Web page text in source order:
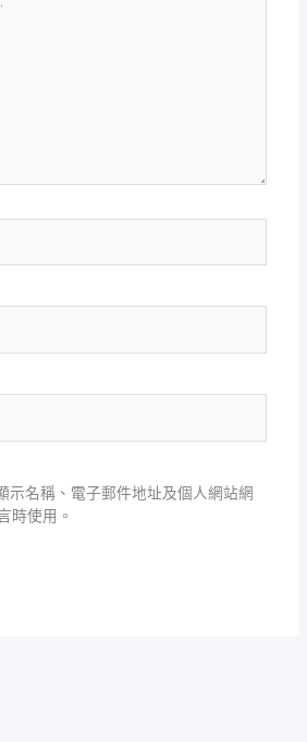
示名稱、電子郵件地址及個人網站網
時使用。